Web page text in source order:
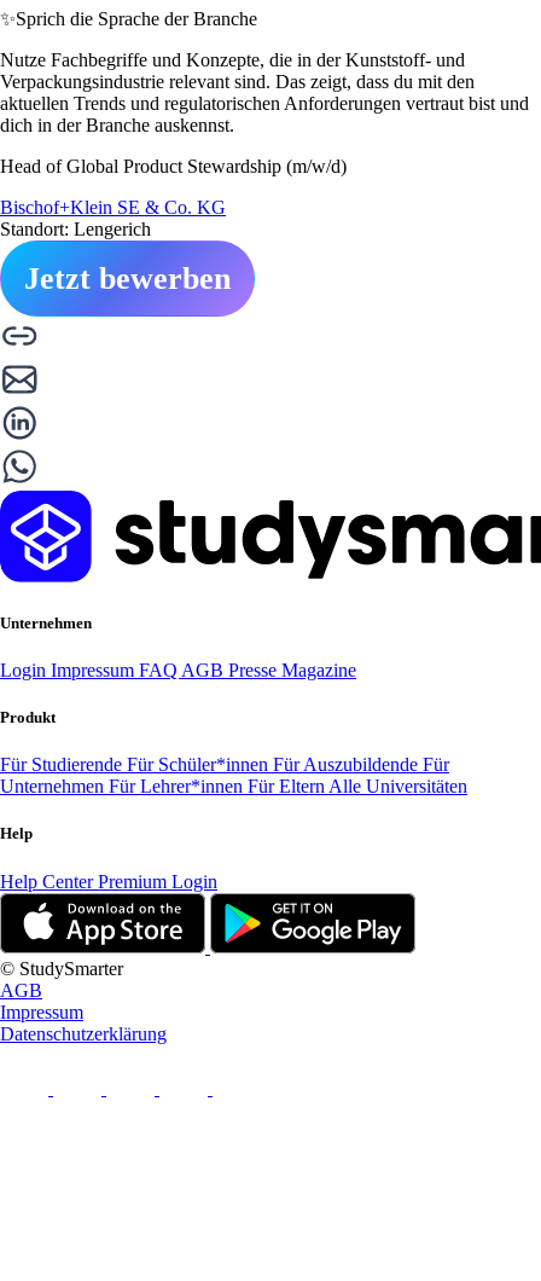
✨Sprich die Sprache der Branche
Nutze Fachbegriffe und Konzepte, die in der Kunststoff- und
Verpackungsindustrie relevant sind. Das zeigt, dass du mit den
aktuellen Trends und regulatorischen Anforderungen vertraut bist und
dich in der Branche auskennst.
Head of Global Product Stewardship (m/w/d)
Bischof+Klein SE & Co. KG
Standort: Lengerich
Jetzt bewerben
Unternehmen
Login Impressum FAQ AGB Presse Magazine
Produkt
Für Studierende Für Schüler*innen Für Auszubildende Für
Unternehmen Für Lehrer*innen Für Eltern Alle Universitäten
Help
Help CenterPremium Login
© StudySmarter
AGB
Impressum
Datenschutzerklärung